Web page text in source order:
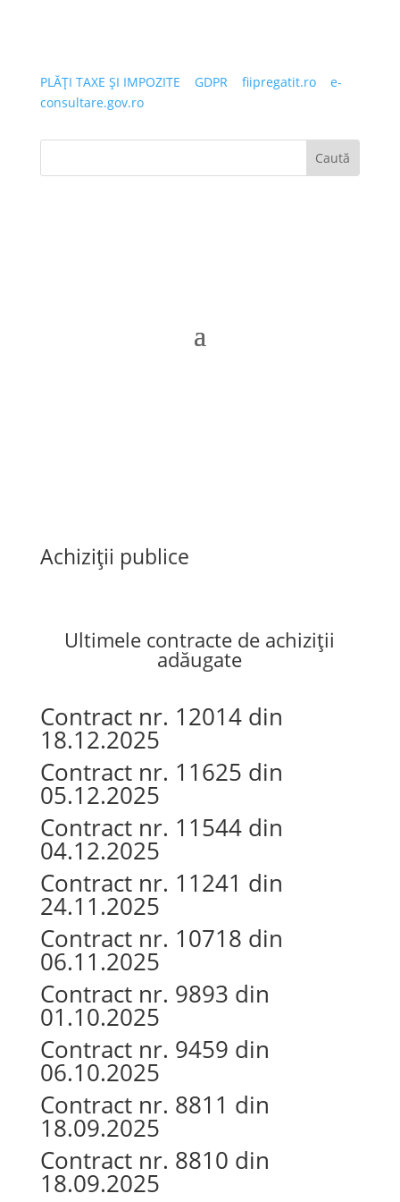
PLĂȚI TAXE ȘI IMPOZITE GDPR| fiipregatit.ro| e-
consultare.gov.ro
Achiziții publice
Ultimele contracte de achiziții
adăugate
Contract nr. 12014 din
18.12.2025
Contract nr. 11625 din
05.12.2025
Contract nr. 11544 din
04.12.2025
Contract nr. 11241 din
24.11.2025
Contract nr. 10718 din
06.11.2025
Contract nr. 9893 din
01.10.2025
Contract nr. 9459 din
06.10.2025
Contract nr. 8811 din
18.09.2025
Contract nr. 8810 din
18.09.2025